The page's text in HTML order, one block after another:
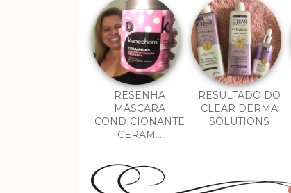
RESENHA
MÁSCARA
CONDICIONANTE
CERAM...
RESULTADO DO
CLEAR DERMA
SOLUTIONS